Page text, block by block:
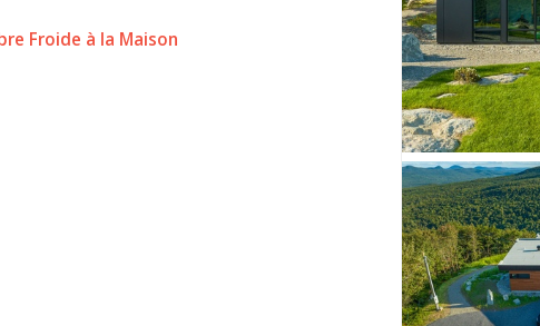
Froide à la Maison